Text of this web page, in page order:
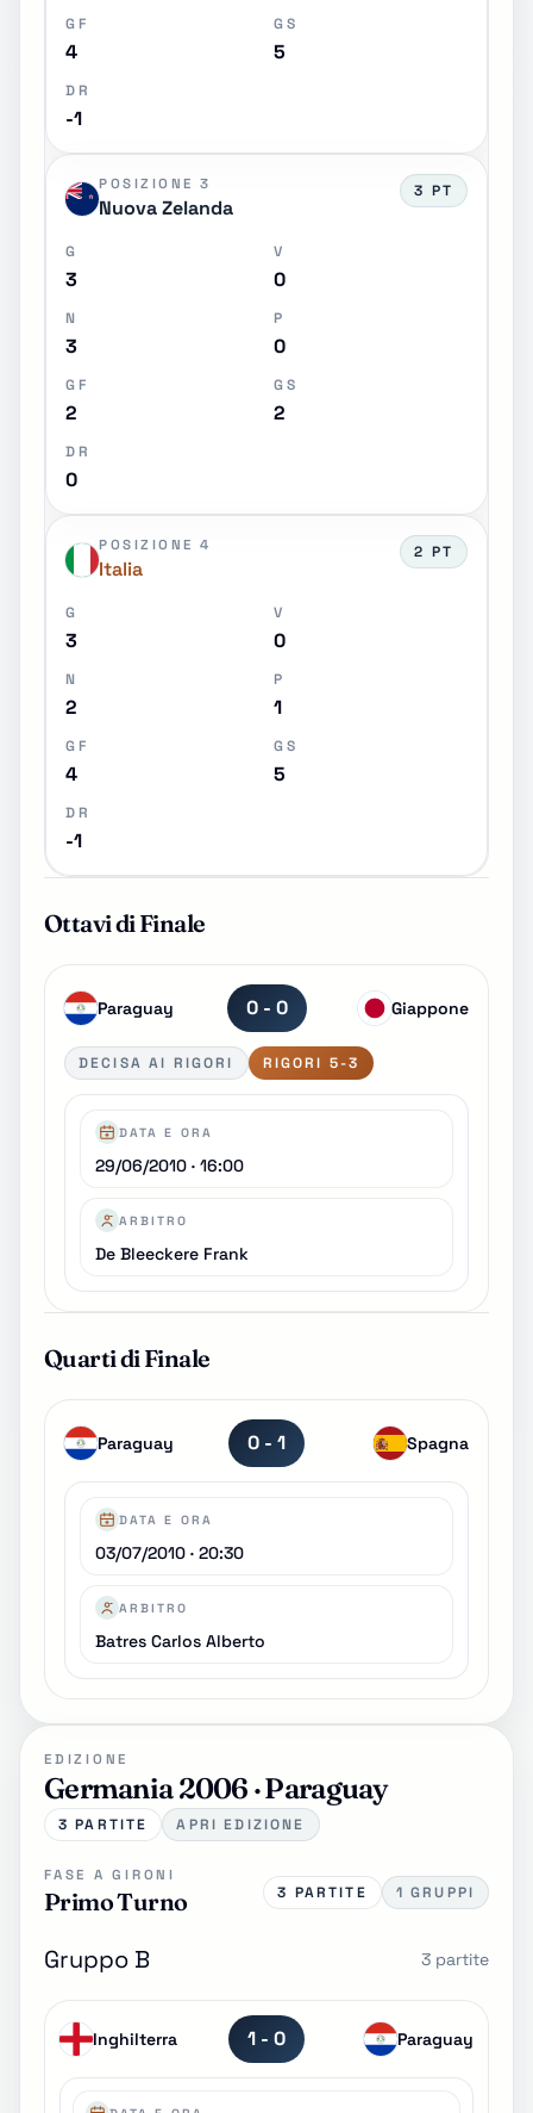
GF
4
GS
5
DR
-1
POSIZIONE 3
Nuova Zelanda
3 PT
G
3
V
0
N
3
P
0
GF
2
GS
2
DR
0
POSIZIONE 4
Italia
2 PT
G
3
V
0
N
2
P
1
GF
4
GS
5
DR
-1
Ottavi di Finale
Paraguay 0 - 0 Giappone
DECISA AI RIGORI RIGORI 5-3
DATA E ORA
29/06/2010 · 16:00
ARBITRO
De Bleeckere Frank
Quarti di Finale
Paraguay 0 - 1 Spagna
DATA E ORA
03/07/2010 · 20:30
ARBITRO
Batres Carlos Alberto
EDIZIONE
Germania 2006 · Paraguay
3 PARTITE APRI EDIZIONE
FASE A GIRONI
Primo Turno 3 PARTITE 1 GRUPPI
Gruppo B 3 partite
Inghilterra 1 - 0 Paraguay